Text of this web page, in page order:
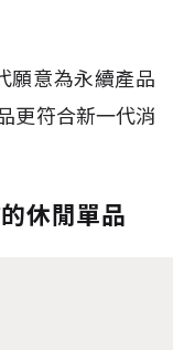
願意為永續產品
更符合新一代消
休閒單品